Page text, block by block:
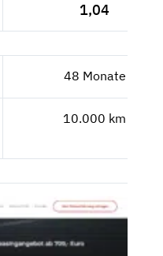
1,04
48 Monate
10.000 km